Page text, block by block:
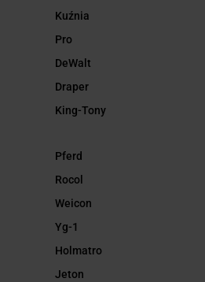
Kuźnia
Pro
DeWalt
Draper
King-Tony
Pferd
Rocol
Weicon
Yg-1
Holmatro
Jeton